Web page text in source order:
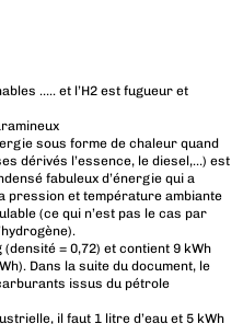
….. et l’H2 est fugueur et
sous forme de chaleur quand
dérivés l’essence, le diesel,…) est
fabuleux d’énergie qui a
pression et température ambiante
(ce qui n’est pas le cas par
= 0,72) et contient 9 kWh
Dans la suite du document, le
issus du pétrole
il faut 1 litre d’eau et 5 kWh